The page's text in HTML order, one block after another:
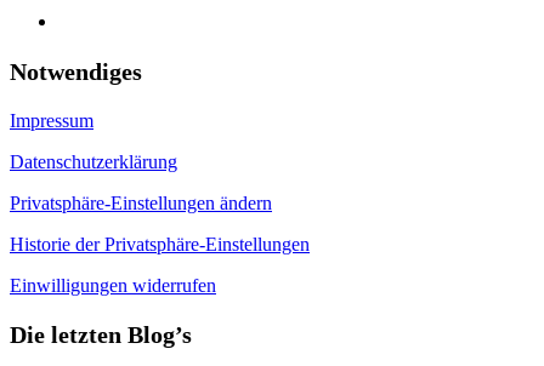
Notwendiges
Impressum
Datenschutzerklärung
Privatsphäre-Einstellungen ändern
Historie der Privatsphäre-Einstellungen
Einwilligungen widerrufen
Die letzten Blog’s